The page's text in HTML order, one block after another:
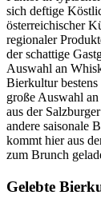
sich deftige
österreichischer
regionaler
der schattige
Auswahl an
Bierkultur bestens
große Auswahl
aus der
andere saisonale
kommt hier aus
zum Brunch
Gelebte